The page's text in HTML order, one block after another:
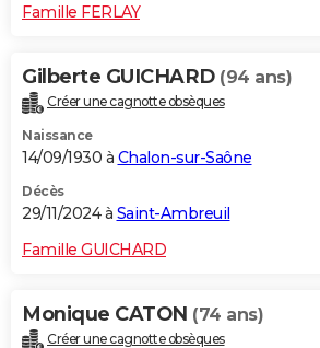
Famille FERLAY
Gilberte GUICHARD (94 ans)
Créer une cagnotte obsèques
Naissance
14/09/1930 à Chalon-sur-Saône
Décès
29/11/2024 à Saint-Ambreuil
Famille GUICHARD
Monique CATON (74 ans)
Créer une cagnotte obsèques